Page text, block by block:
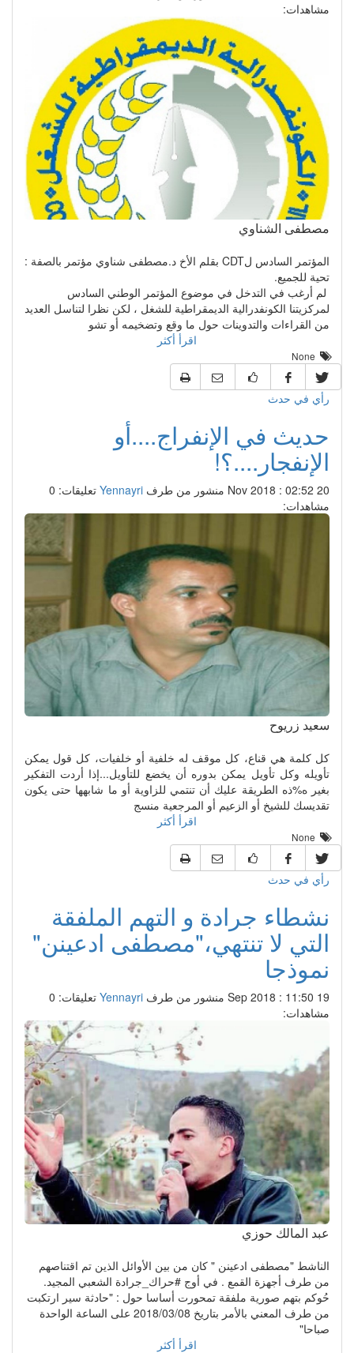
مشاهدات:
مصطفى الشناوي
المؤتمر السادس لCDT بقلم الأخ د.مصطفى شناوي مؤتمر بالصفة :
تحية للجميع.
لم أرغب في التدخل في موضوع المؤتمر الوطني السادس
لمركزيتنا الكونفدرالية الديمقراطية للشغل ، لكن نظرا لتناسل العديد
من القراءات والتدوينات حول ما وقع وتضخيمه أو تشو
اقرأ أكثر
رأي في حدث
حديث في الإنفراج....أو
الإنفجار....؟!
20 Nov 2018 : 02:52 منشور من طرف Yennayri تعليقات: 0
مشاهدات:
سعيد زريوح
كل كلمة هي قناع، كل موقف له خلفية أو خلفيات، كل قول يمكن
تأويله وكل تأويل يمكن بدوره أن يخضع للتأويل...إذا أردت التفكير
بغير ه%ذه الطريقة عليك أن تنتمي للزاوية أو ما شابهها حتى يكون
تقديسك للشيخ أو الزعيم أو المرجعية منسج
اقرأ أكثر
رأي في حدث
نشطاء جرادة و التهم الملفقة
التي لا تنتهي،"مصطفى ادعينن"
نموذجا
19 Sep 2018 : 11:50 منشور من طرف Yennayri تعليقات: 0
مشاهدات:
عبد المالك حوزي
الناشط "مصطفى ادعينن " كان من بين الأوائل الذين تم اقتناصهم
من طرف أجهزة القمع . في أوج #حراك_جرادة الشعبي المجيد.
حُوكم بتهم صورية ملفقة تمحورت أساسا حول : "حادثة سير ارتكبت
من طرف المعني بالأمر بتاريخ 2018/03/08 على الساعة الواحدة
صباحا"
اقرأ أكثر